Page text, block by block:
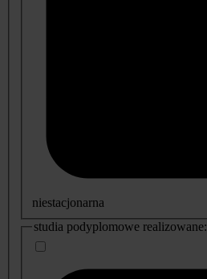
niestacjonarna
studia podyplomowe realizowane: